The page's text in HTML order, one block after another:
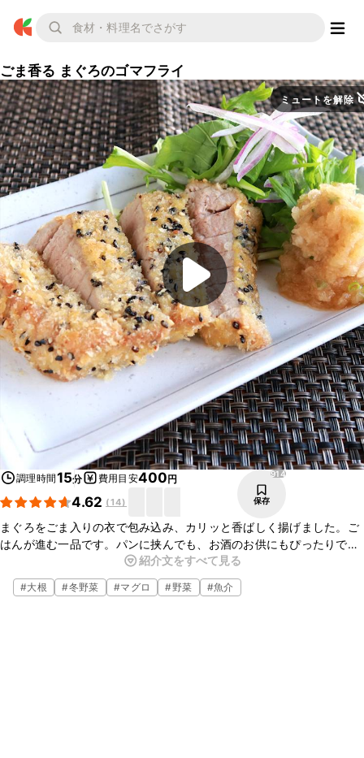
ごま香る まぐろのゴマフライ
ミュートを解除
調理時間15分 費用目安400円
4.62 (14)
914
保存
まぐろをごま入りの衣で包み込み、カリッと香ばしく揚げました。ご
はんが進む一品です。パンに挟んでも、お酒のお供にもぴったりで
す。おろしポン酢でさっぱりとお召し上がりいただけますよ。ぜひお
試しくださいね。
紹介文をすべて見る
#大根 #冬野菜 #マグロ #野菜 #魚介